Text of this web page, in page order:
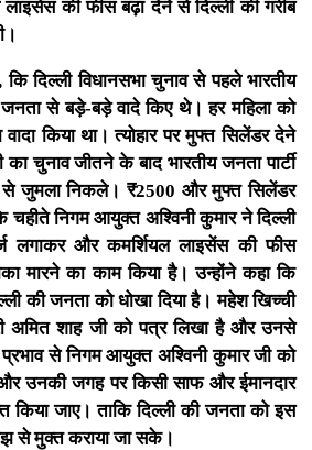
की फीस बढ़ा देने से दिल्ली की गरीब
दिल्ली विधानसभा चुनाव से पहले भारतीय
जनता से बड़े-बड़े वादे किए थे। हर महिला को
किया था। त्योहार पर मुफ्त सिलेंडर देने
का चुनाव जीतने के बाद भारतीय जनता पार्टी
से जुमला निकले। ₹2500 और मुफ्त सिलेंडर
चहीते निगम आयुक्त अश्विनी कुमार ने दिल्ली
लगाकर और कमर्शियल लाइसेंस की फीस
मारने का काम किया है। उन्होंने कहा कि
की जनता को धोखा दिया है। महेश खिच्ची
अमित शाह जी को पत्र लिखा है और उनसे
से निगम आयुक्त अश्विनी कुमार जी को
उनकी जगह पर किसी साफ और ईमानदार
किया जाए। ताकि दिल्ली की जनता को इस
से मुक्त कराया जा सके।